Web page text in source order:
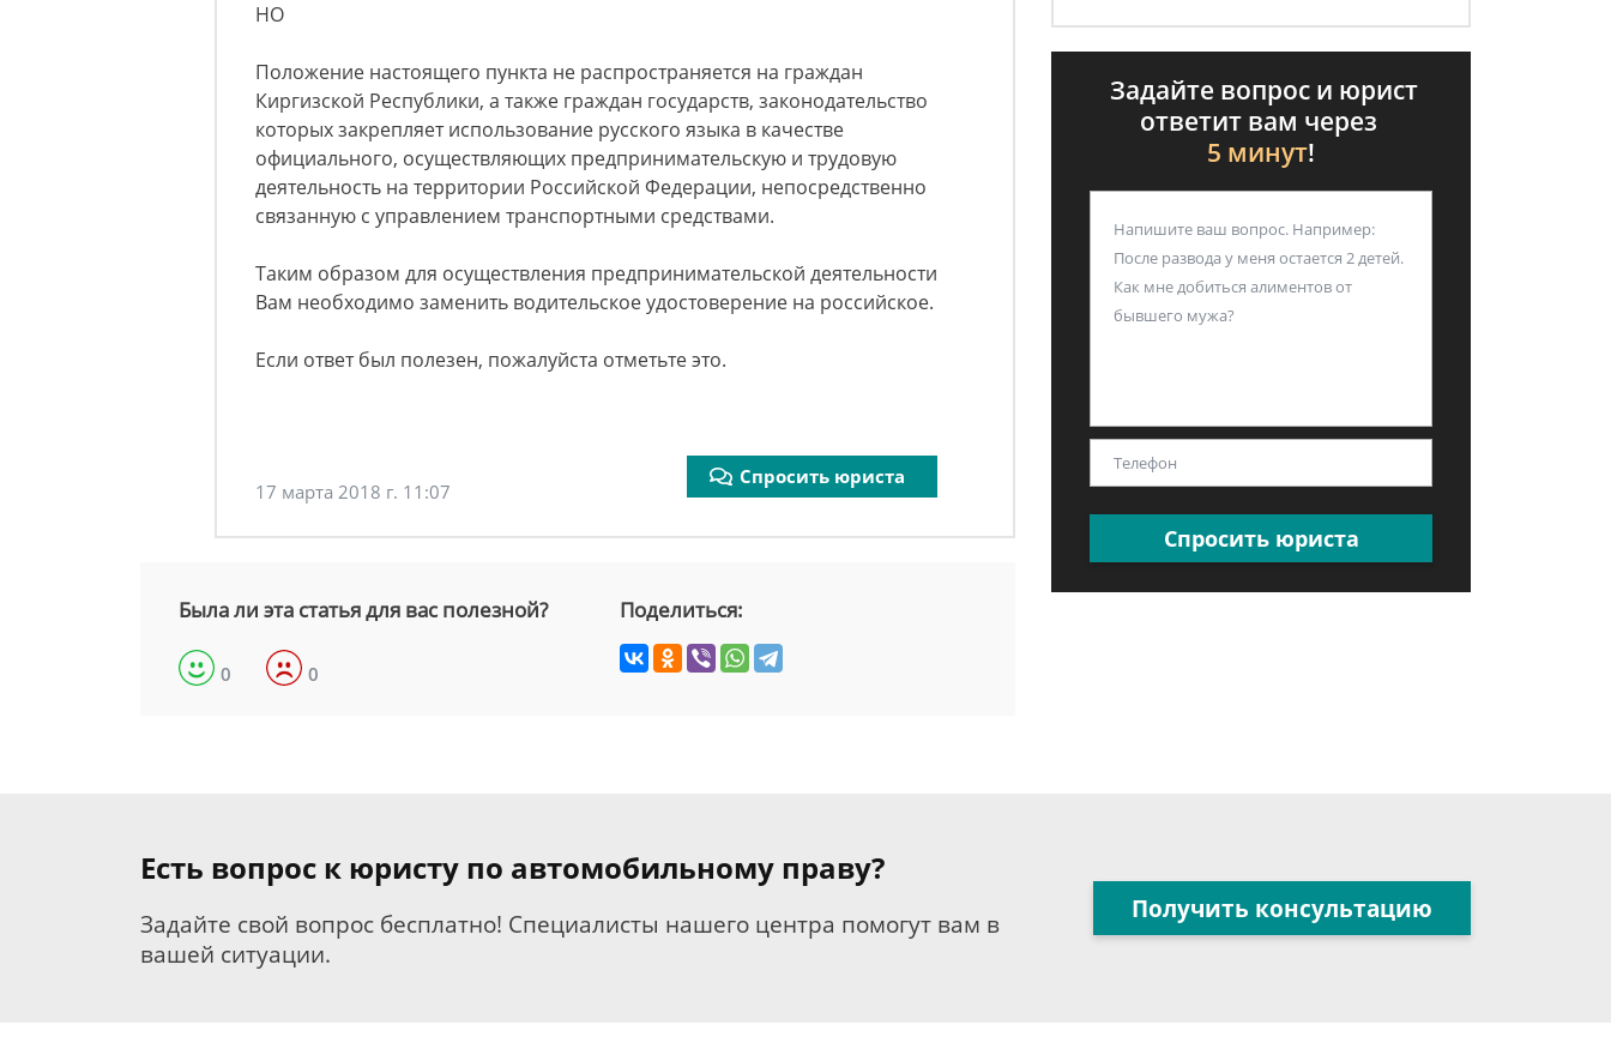
НО
Положение настоящего пункта не распространяется на граждан
Киргизской Республики, а также граждан государств, законодательство
которых закрепляет использование русского языка в качестве
официального, осуществляющих предпринимательскую и трудовую
деятельность на территории Российской Федерации, непосредственно
связанную с управлением транспортными средствами.
Таким образом для осуществления предпринимательской деятельности
Вам необходимо заменить водительское удостоверение на российское.
Если ответ был полезен, пожалуйста отметьте это.
17 марта 2018 г. 11:07
Спросить юриста
Была ли эта статья для вас полезной?
0 0
Поделиться:
Задайте вопрос и юрист
ответит вам через
5 минут!
Спросить юриста
Есть вопрос к юристу по автомобильному праву?
Задайте свой вопрос бесплатно! Специалисты нашего центра помогут вам в
вашей ситуации.
Получить консультацию